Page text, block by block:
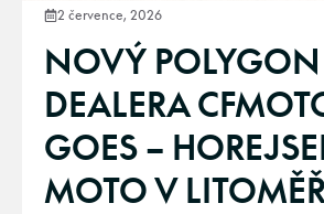
2 července, 2026
NOVÝ
DEALERA
GOES –
MOTO V